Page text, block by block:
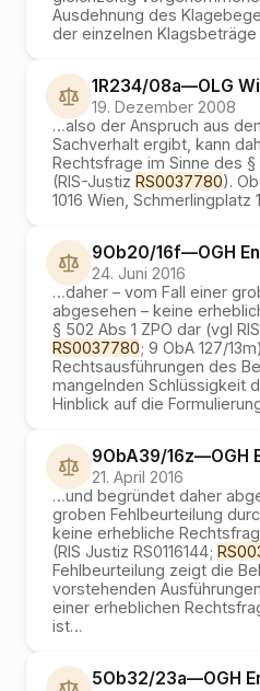
Ausdehnung des
der einzelnen
1R234/08a—OLG
19. Dezember 2008
…also der Anspruch aus
Sachverhalt ergibt, kann
Rechtsfrage im Sinne des §
(RIS-Justiz RS0037780).
1016 Wien, Schmerlingplatz
9Ob20/16f—OGH
24. Juni 2016
…daher – vom Fall einer
abgesehen – keine
§ 502 Abs 1 ZPO dar (vgl
RS0037780; 9 ObA 127/
Rechtsausführungen des
mangelnden Schlüssigkeit
Hinblick auf die
9ObA39/16z—OGH
21. April 2016
…und begründet daher
groben Fehlbeurteilung
keine erhebliche
(RIS Justiz RS0116144;
Fehlbeurteilung zeigt die
vorstehenden
einer erheblichen
ist…
5Ob32/23a—OGH